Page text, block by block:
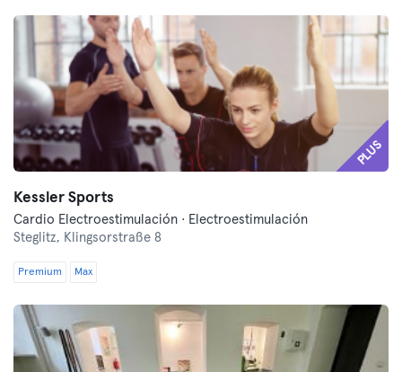
PLUS
Kessler Sports
Cardio Electroestimulación · Electroestimulación
Steglitz, Klingsorstraße 8
Premium Max